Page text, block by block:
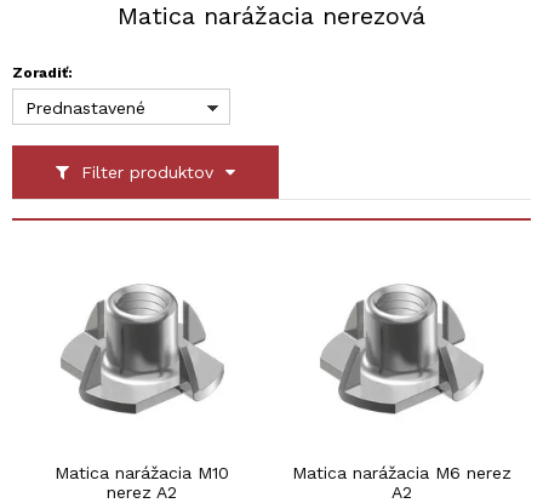
Matica narážacia nerezová
Filter produktov
Zoradiť:
Prednastavené
Matica narážacia M10
nerez A2
Matica narážacia M6 nerez
A2